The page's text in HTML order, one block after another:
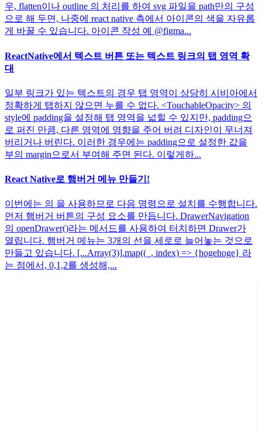
우, flatten이나 outline 의 처리를 하여 svg 파일을 path만의 구성
으로 해 두면, 나중에 react native 측에서 아이콘의 색을 자유롭
게 바꿀 수 있습니다. 아이콘 작성 예 @figma...
ReactNative에서 텍스트 버튼 또는 텍스트 링크의 탭 영역 확
대
일부 링크가 있는 텍스트의 경우 탭 영역이 상당히 시비아에서
정확하게 탭하지 않으면 누를 수 없다. <TouchableOpacity> 의
style에 padding을 설정해 탭 영역을 넓힐 수 있지만, padding으
로 퍼진 만큼, 다른 영역에 영향을 주어 버려 디자인이 무너져
버리거나 버린다. 이러한 경우에는 padding으로 설정한 값을
부의 margin으로서 부여해 주면 된다. 이렇게하...
React Native로 햄버거 메뉴 만들기!
이번에는 의 을 사용하므로 다음 명령으로 설치를 수행합니다.
먼저 햄버거 버튼의 구성 요소를 만듭니다. DrawerNavigation
의 openDrawer()라는 메서드를 사용하여 터치하면 Drawer가
열립니다. 햄버거 메뉴는 3개의 선을 세로로 늘어놓는 것으로
만들고 있습니다. [...Array(3)].map((_, index) => {hogehoge} 라
는 점에서, 0,1,2를 생성해,...